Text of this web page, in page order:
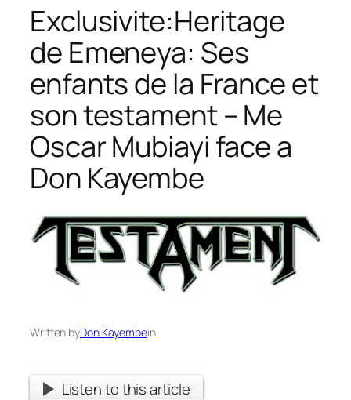
Exclusivite:Heritage
de Emeneya: Ses
enfants de la France et
son testament – Me
Oscar Mubiayi face a
Don Kayembe
Written byDon Kayembein
Listen to this article